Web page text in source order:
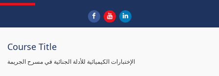
Course Title
الإختبارات الكيميائية للأدلة الجنائية في مسرح الجريمة